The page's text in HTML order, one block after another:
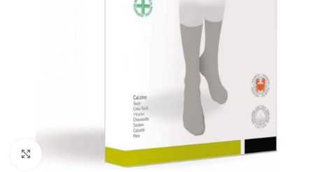
Kliknite za povećanje